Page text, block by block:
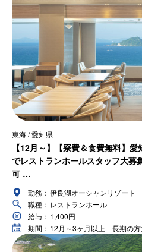
東海 / 愛知県
【12月～】【寮費＆食費無料】
でレストランホールスタッフ大募
可 …
勤務： 伊良湖オーシャンリゾート
職種： レストランホール
給与： 1,400円
期間： 12月～3ヶ月以上 長期の方